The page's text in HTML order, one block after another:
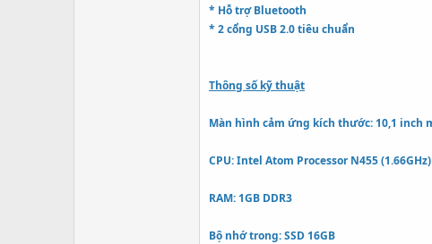
* Hỗ trợ Bluetooth
* 2 cổng USB 2.0 tiêu chuẩn
Thông số kỹ thuật
Màn hình cảm ứng kích thước: 10,1 inch
CPU: Intel Atom Processor N455 (1.66GHz)
RAM: 1GB DDR3
Bộ nhớ trong: SSD 16GB